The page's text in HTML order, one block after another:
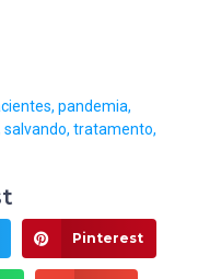
, pandemia,
salvando, tratamento,
Pinterest